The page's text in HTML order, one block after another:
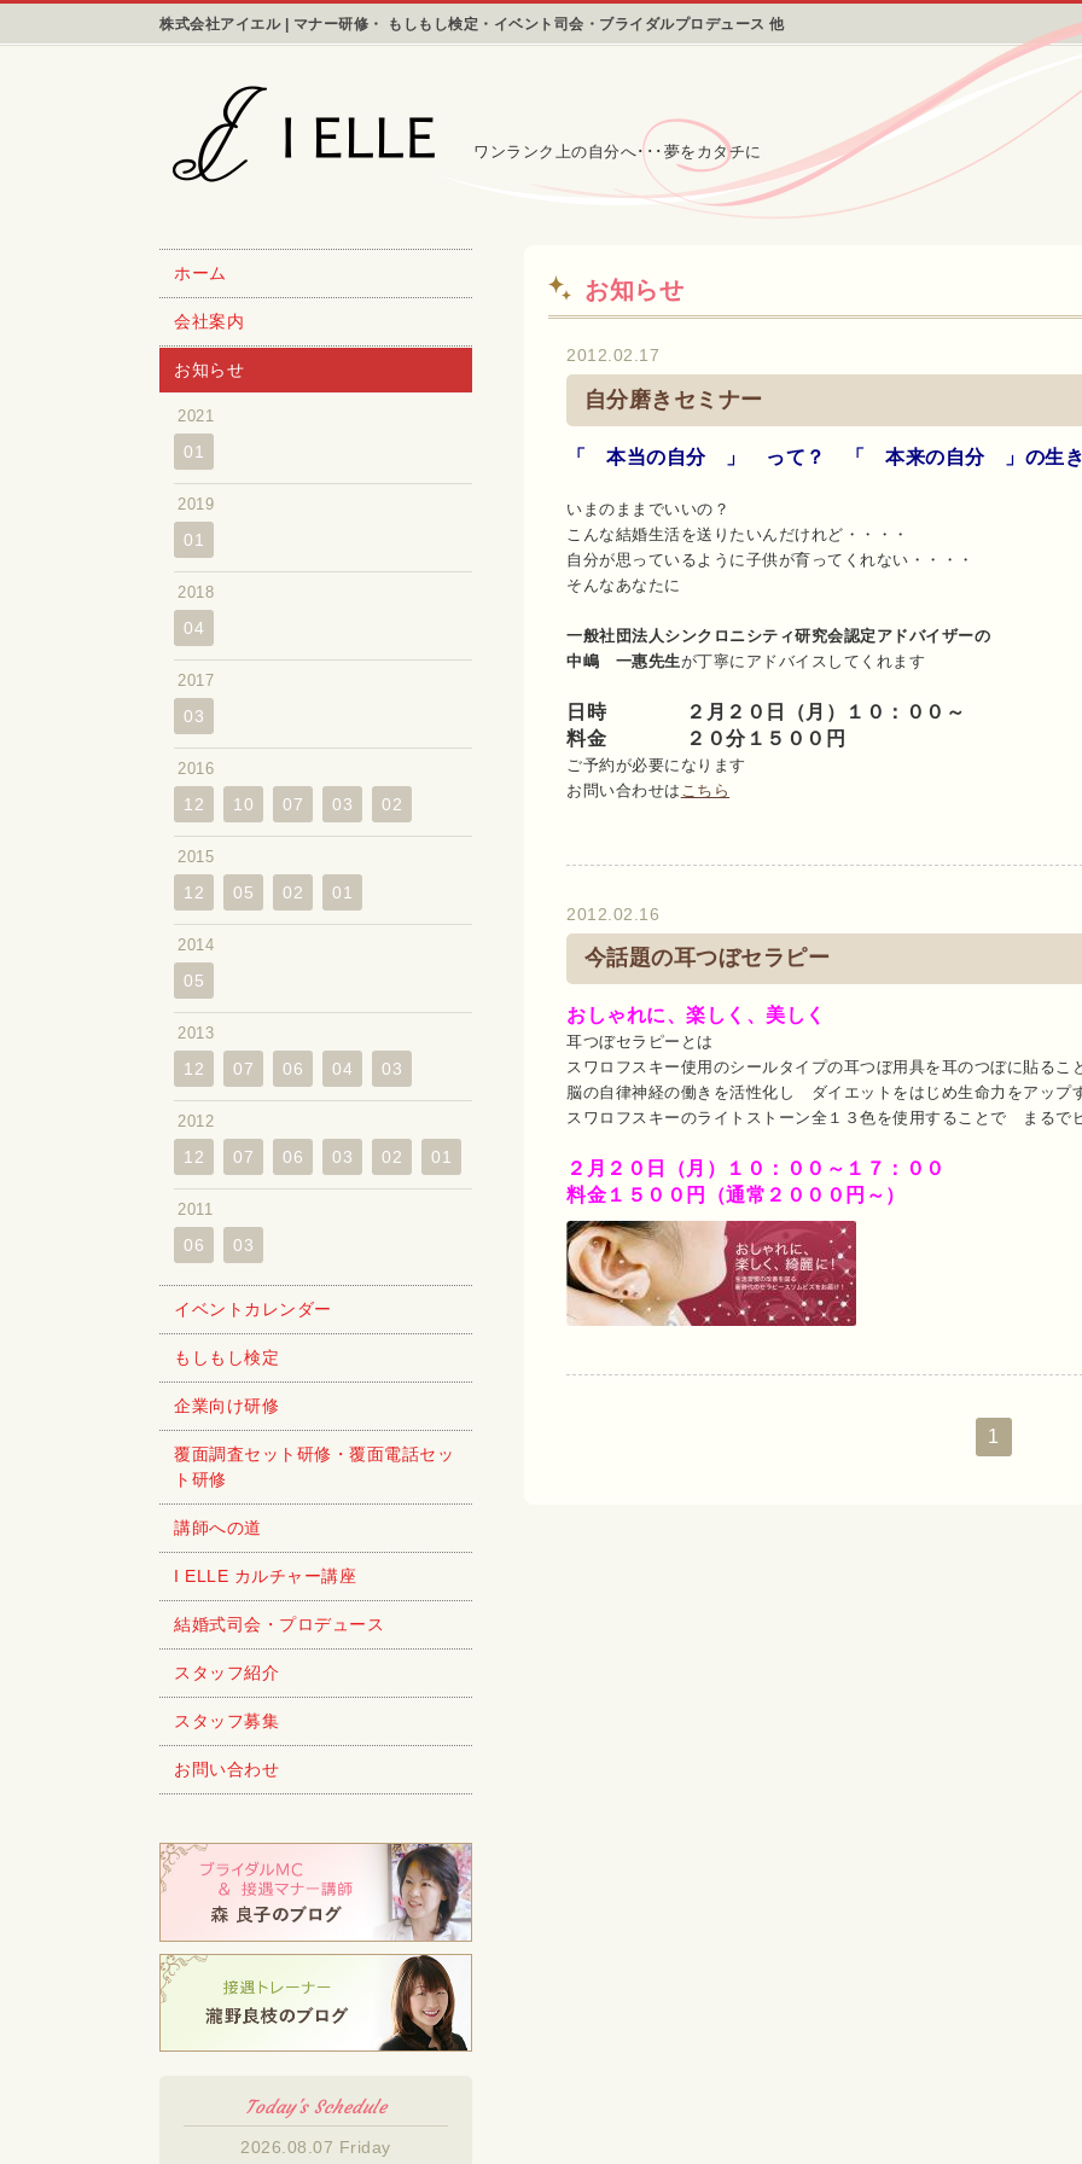
株式会社アイエル | マナー研修・ もしもし検定・イベント司会・ブライダルプロデュース 他
ワンランク上の自分へ･･･夢をカタチに
お知らせ
2012.02.17
自分磨きセミナー
「 本当の自分 」 って？ 「 本来の自分 」の生き
いまのままでいいの？
こんな結婚生活を送りたいんだけれど・・・・
自分が思っているように子供が育ってくれない・・・・
そんなあなたに
一般社団法人シンクロニシティ研究会認定アドバイザーの
中嶋 一惠先生が丁寧にアドバイスしてくれます
日時 ２月２０日（月）１０：００～
料金 ２０分１５００円
ご予約が必要になります
お問い合わせは こちら
2012.02.16
今話題の耳つぼセラピー
おしゃれに、楽しく、美しく
耳つぼセラピーとは
スワロフスキー使用のシールタイプの耳つぼ用具を耳のつぼに貼るこ
脳の自律神経の働きを活性化し ダイエットをはじめ生命力をアップ
スワロフスキーのライトストーン全１３色を使用することで まるで
２月２０日（月）１０：００～１７：００
料金１５００円（通常２０００円～）
1
ホーム
会社案内
お知らせ
2021
01
2019
01
2018
04
2017
03
2016
12 10 07 03 02
2015
12 05 02 01
2014
05
2013
12 07 06 04 03
2012
12 07 06 03 02 01
2011
06 03
イベントカレンダー
もしもし検定
企業向け研修
覆面調査セット研修・覆面電話セッ
ト研修
講師への道
I ELLE カルチャー講座
結婚式司会・プロデュース
スタッフ紹介
スタッフ募集
お問い合わせ
Today's Schedule
2026.08.07 Friday